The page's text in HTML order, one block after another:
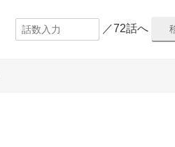
／72話へ